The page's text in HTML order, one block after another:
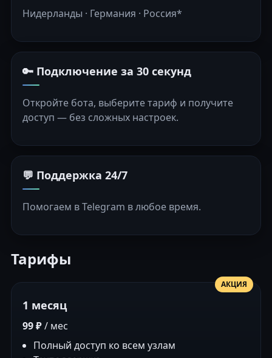
Нидерланды · Германия · Россия*
🔑 Подключение за 30 секунд
Откройте бота, выберите тариф и получите
доступ — без сложных настроек.
💬 Поддержка 24/7
Помогаем в Telegram в любое время.
Тарифы
АКЦИЯ
1 месяц
99 ₽/ мес
Полный доступ ко всем узлам